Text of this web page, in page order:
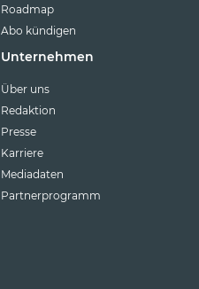
Roadmap
Abo kündigen
Unternehmen
Über uns
Redaktion
Presse
Karriere
Mediadaten
Partnerprogramm